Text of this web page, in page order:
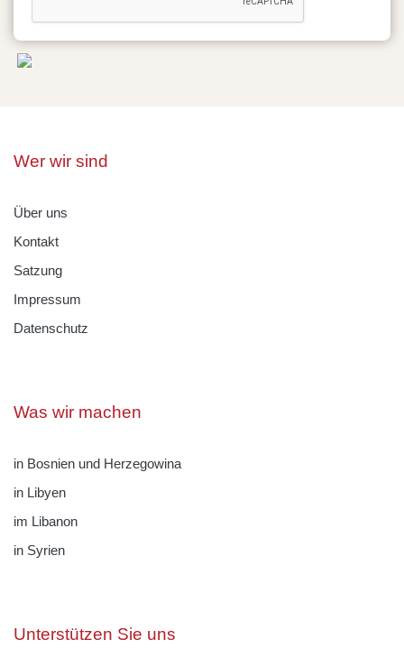
Wer wir sind
Über uns
Kontakt
Satzung
Impressum
Datenschutz
Was wir machen
in Bosnien und Herzegowina
in Libyen
im Libanon
in Syrien
Unterstützen Sie uns